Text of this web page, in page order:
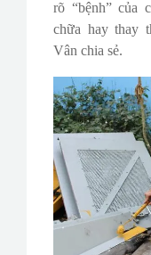
rõ “bệnh” của
chữa hay thay
Vân chia sẻ.